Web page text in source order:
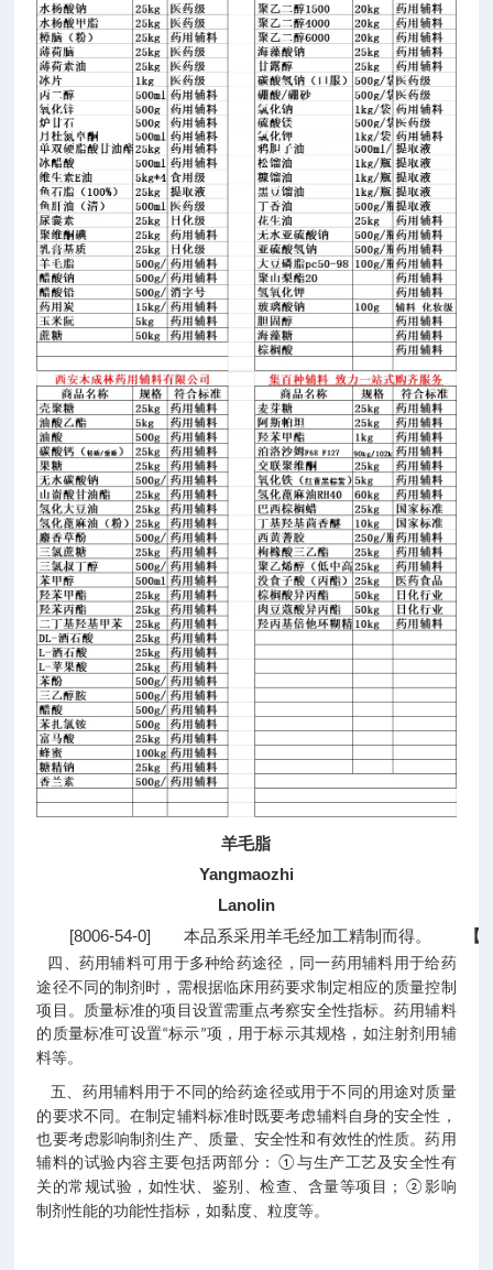
羊毛脂
Yangmaozhi
Lanolin
[8006-54-0]　　本品系采用羊毛经加工精制而得。
【
四、药用辅料可用于多种给药途径，同一药用辅料用于给药
途径不同的制剂时，需根据临床用药要求制定相应的质量控制
项目。质量标准的项目设置需重点考察安全性指标。药用辅料
的质量标准可设置“标示”项，用于标示其规格，如注射剂用辅
料等。
五、药用辅料用于不同的给药途径或用于不同的用途对质量
的要求不同。在制定辅料标准时既要考虑辅料自身的安全性，
也要考虑影响制剂生产、质量、安全性和有效性的性质。药用
辅料的试验内容主要包括两部分： ①与生产工艺及安全性有
关的常规试验，如性状、鉴别、检查、含量等项目； ②影响
制剂性能的功能性指标，如黏度、粒度等。